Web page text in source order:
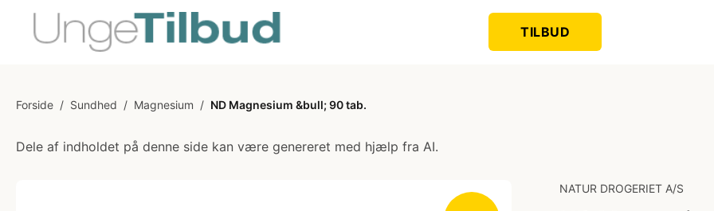
TILBUD
Forside / Sundhed / Magnesium / ND Magnesium &bull; 90 tab.
Dele af indholdet på denne side kan være genereret med hjælp fra AI.
NATUR DROGERIET A/S